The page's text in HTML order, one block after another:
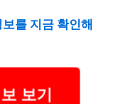
를 지금 확인해
보기